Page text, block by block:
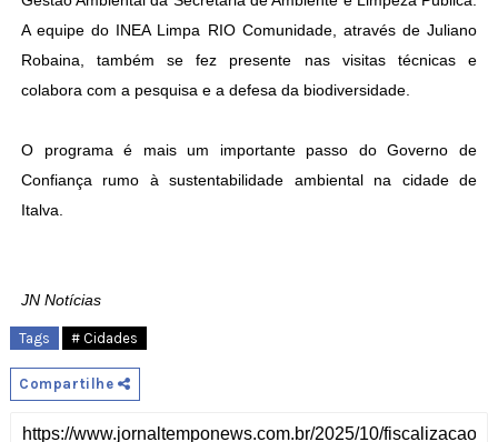
A equipe do INEA Limpa RIO Comunidade, através de Juliano
Robaina, também se fez presente nas visitas técnicas e
colabora com a pesquisa e a defesa da biodiversidade.
O programa é mais um importante passo do Governo de
Confiança rumo à sustentabilidade ambiental na cidade de
Italva.
JN Notícias
Tags # Cidades
Compartilhe